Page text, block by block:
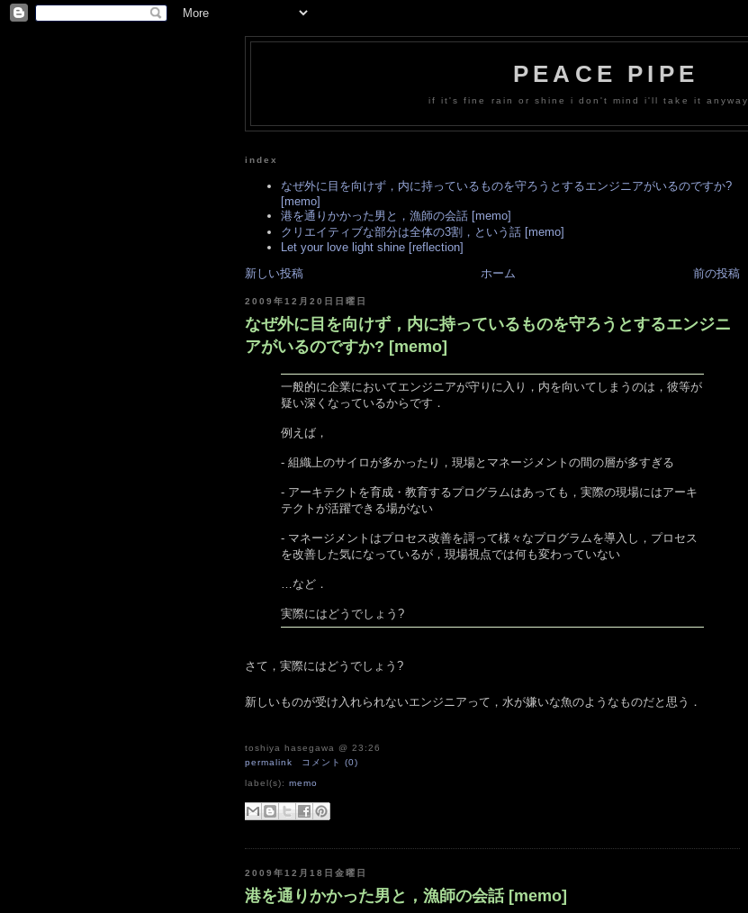
PEACE PIPE
if it's fine rain or shine i don't mind i'll take it anyway
index
なぜ外に目を向けず，内に持っているものを守ろうとするエンジニアがいるのですか?
[memo]
港を通りかかった男と，漁師の会話 [memo]
クリエイティブな部分は全体の3割，という話 [memo]
Let your love light shine [reflection]
新しい投稿
前の投稿
ホーム
2009年12月20日日曜日
なぜ外に目を向けず，内に持っているものを守ろうとするエンジニ
アがいるのですか? [memo]
一般的に企業においてエンジニアが守りに入り，内を向いてしまうのは，彼等が
疑い深くなっているからです．
例えば，
- 組織上のサイロが多かったり，現場とマネージメントの間の層が多すぎる
- アーキテクトを育成・教育するプログラムはあっても，実際の現場にはアーキ
テクトが活躍できる場がない
- マネージメントはプロセス改善を謌って様々なプログラムを導入し，プロセス
を改善した気になっているが，現場視点では何も変わっていない
…など．
実際にはどうでしょう?
さて，実際にはどうでしょう?
新しいものが受け入れられないエンジニアって，水が嫌いな魚のようなものだと思う．
toshiya hasegawa @ 23:26
permalink
コメント (0)
label(s):memo
2009年12月18日金曜日
港を通りかかった男と，漁師の会話 [memo]